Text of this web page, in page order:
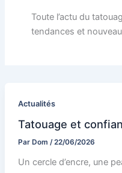
Toute l’actu du
tendances et
Actualités
Tatouage et
Par Dom /22/06/2026
Un cercle d’encre, une